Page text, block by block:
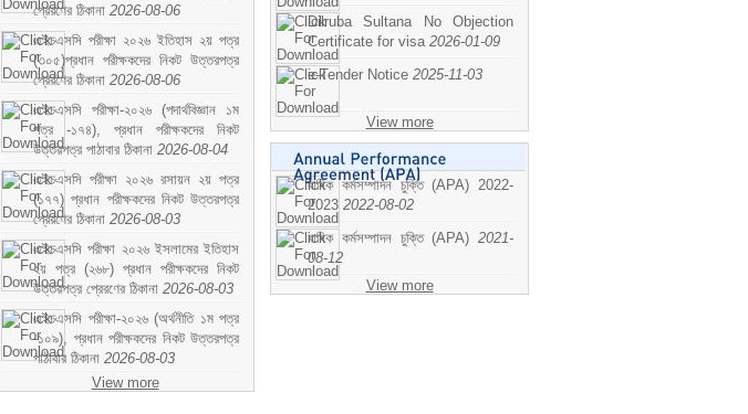
প্রেরণের ঠিকানা 2026-08-06
এইচএসসি পরীক্ষা ২০২৬ ইতিহাস ২য় পত্র
(৩০৫)প্রধান পরীক্ষকদের নিকট উত্তরপত্র
প্রেরণের ঠিকানা 2026-08-06
এইচএসসি পরীক্ষা-২০২৬ (পদার্থবিজ্ঞান ১ম
পত্র -১৭৪), প্রধান পরীক্ষকদের নিকট
উত্তরপত্র পাঠাবার ঠিকানা 2026-08-04
এইচএসসি পরীক্ষা ২০২৬ রসায়ন ২য় পত্র
(১৭৭) প্রধান পরীক্ষকদের নিকট উত্তরপত্র
প্রেরণের ঠিকানা 2026-08-03
এইচএসসি পরীক্ষা ২০২৬ ইসলামের ইতিহাস
২য় পত্র (২৬৮) প্রধান পরীক্ষকদের নিকট
উত্তরপত্র প্রেরণের ঠিকানা 2026-08-03
এইচএসসি পরীক্ষা-২০২৬ (অর্থনীতি ১ম পত্র
-১০৯), প্রধান পরীক্ষকদের নিকট উত্তরপত্র
পাঠাবার ঠিকানা 2026-08-03
View more
Dilruba Sultana No Objection
Certificate for visa 2026-01-09
e-Tender Notice 2025-11-03
View more
বাষিক কর্মসম্পাদন চুক্তি (APA) 2022-
2023 2022-08-02
বাষিক কর্মসম্পাদন চুক্তি (APA) 2021-
08-12
View more